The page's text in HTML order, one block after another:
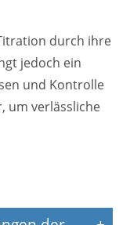
durch ihre
jedoch ein
und Kontrolle
um verlässliche